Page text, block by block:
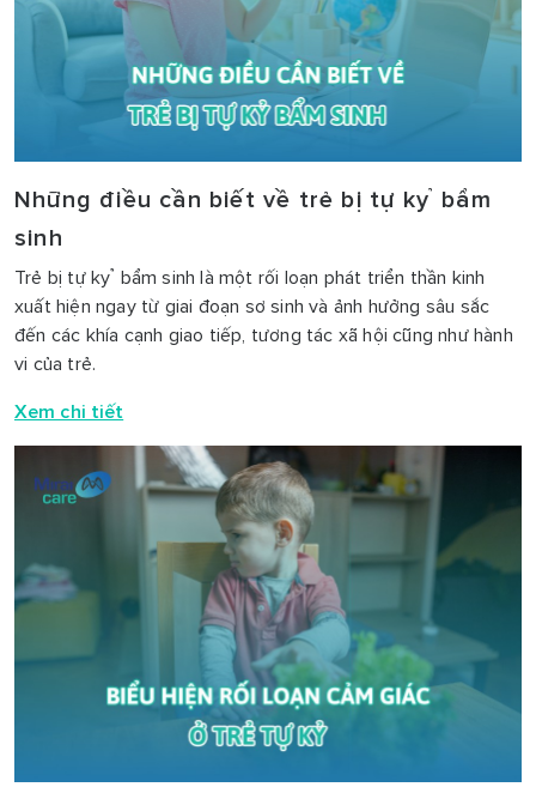
Những điều cần biết về trẻ bị tự kỷ bẩm
sinh
Trẻ bị tự kỷ bẩm sinh là một rối loạn phát triển thần kinh
xuất hiện ngay từ giai đoạn sơ sinh và ảnh hưởng sâu sắc
đến các khía cạnh giao tiếp, tương tác xã hội cũng như hành
vi của trẻ.
Xem chi tiết